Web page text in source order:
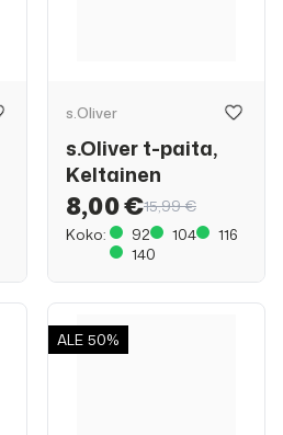
s.Oliver
s.Oliver t-paita,
Keltainen
8,00 €15,99 €
Koko:
92 104
116
140
ALE 50%